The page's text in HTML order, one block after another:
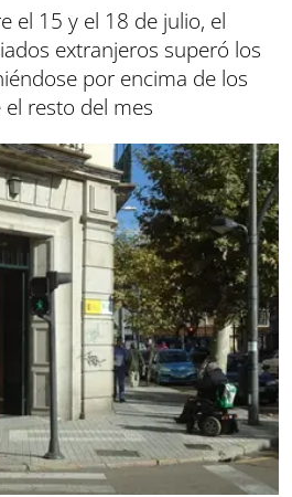
el 15 y el 18 de julio, el
extranjeros superó los
por encima de los
resto del mes